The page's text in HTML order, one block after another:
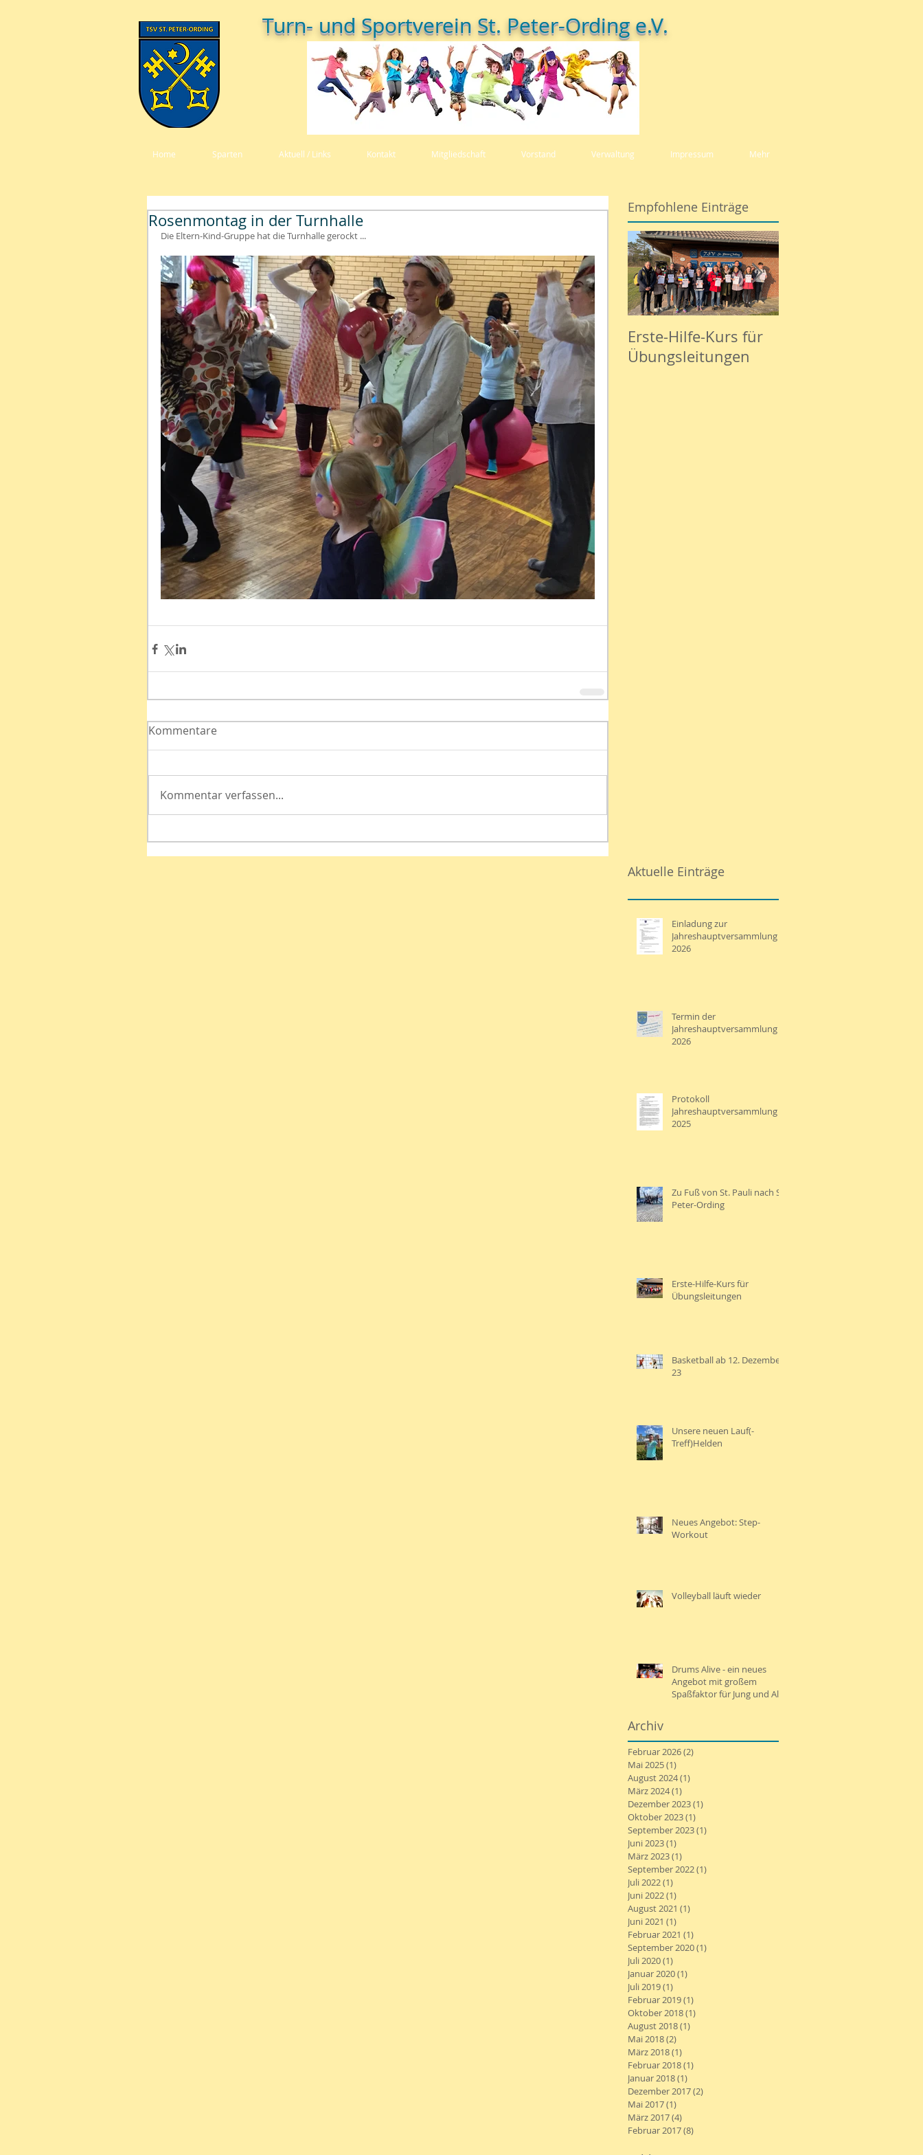
Turn- und Sportverein St. Peter-Ording e.V.
Home Sparten Aktuell / Links Kontakt Mitgliedschaft Vorstand Verwaltung Impressum Mehr
Rosenmontag in der Turnhalle
Die Eltern-Kind-Gruppe hat die Turnhalle gerockt ...
Kommentare
Kommentar verfassen...
Empfohlene Einträge
Erste-Hilfe-Kurs für
Übungsleitungen
Aktuelle Einträge
Einladung zur
Jahreshauptversammlung
2026
Termin der
Jahreshauptversammlung
2026
Protokoll
Jahreshauptversammlung
2025
Zu Fuß von St. Pauli nach St.
Peter-Ording
Erste-Hilfe-Kurs für
Übungsleitungen
Basketball ab 12. Dezember
23
Unsere neuen Lauf(-
Treff)Helden
Neues Angebot: Step-
Workout
Volleyball läuft wieder
Drums Alive - ein neues
Angebot mit großem
Spaßfaktor für Jung und Alt
Archiv
Februar 2026(2)
Mai 2025(1)
August 2024(1)
März 2024(1)
Dezember 2023(1)
Oktober 2023(1)
September 2023(1)
Juni 2023(1)
März 2023(1)
September 2022(1)
Juli 2022(1)
Juni 2022(1)
August 2021 (1)
Juni 2021 (1)
Februar 2021 (1)
September 2020(1)
Juli 2020(1)
Januar 2020(1)
Juli 2019(1)
Februar 2019(1)
Oktober 2018(1)
August 2018(1)
Mai 2018(2)
März 2018(1)
Februar 2018(1)
Januar 2018(1)
Dezember 2017(2)
Mai 2017(1)
März 2017(4)
Februar 2017(8)